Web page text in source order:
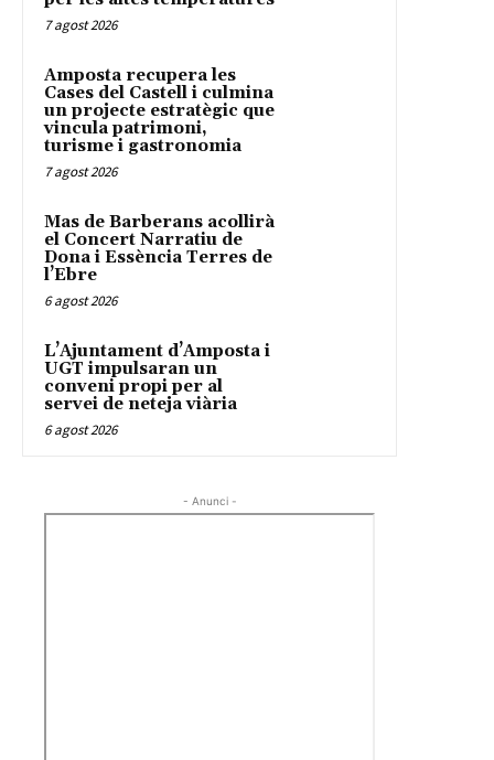
7 agost 2026
Amposta recupera les
Cases del Castell i culmina
un projecte estratègic que
vincula patrimoni,
turisme i gastronomia
7 agost 2026
Mas de Barberans acollirà
el Concert Narratiu de
Dona i Essència Terres de
l’Ebre
6 agost 2026
L’Ajuntament d’Amposta i
UGT impulsaran un
conveni propi per al
servei de neteja viària
6 agost 2026
- Anunci -